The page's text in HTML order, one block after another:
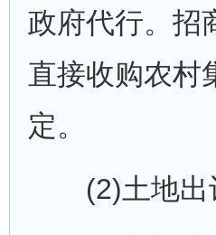
政府代行。招
直接收购农村
定。
(2)土地出